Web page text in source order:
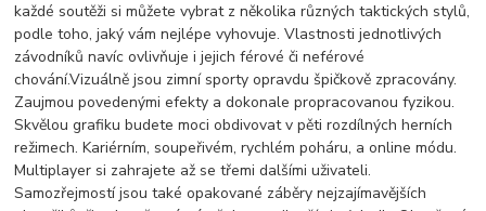
každé soutěži si můžete vybrat z několika různých taktických stylů,
podle toho, jaký vám nejlépe vyhovuje. Vlastnosti jednotlivých
závodníků navíc ovlivňuje i jejich férové či neférové
chování.Vizuálně jsou zimní sporty opravdu špičkově zpracovány.
Zaujmou povedenými efekty a dokonale propracovanou fyzikou.
Skvělou grafiku budete moci obdivovat v pěti rozdílných herních
režimech. Kariérním, soupeřivém, rychlém poháru, a online módu.
Multiplayer si zahrajete až se třemi dalšími uživateli.
Samozřejmostí jsou také opakované záběry nejzajímavějších